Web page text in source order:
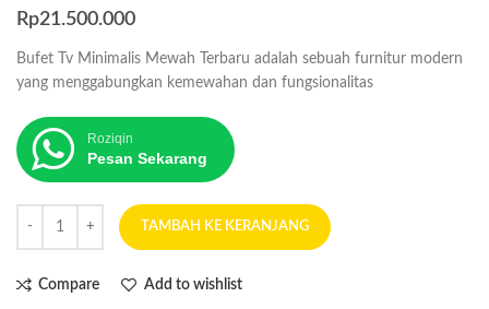
Rp21.500.000
Bufet Tv Minimalis Mewah Terbaru adalah sebuah furnitur modern
yang menggabungkan kemewahan dan fungsionalitas
Roziqin
Pesan Sekarang
TAMBAH KE KERANJANG
Compare Add to wishlist